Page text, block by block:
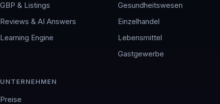
GBP & Listings
Reviews & AI Answers
Learning Engine
Gesundheitswesen
Einzelhandel
Lebensmittel
Gastgewerbe
UNTERNEHMEN
Preise